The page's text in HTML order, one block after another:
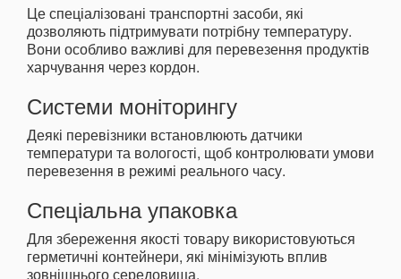
Це спеціалізовані транспортні засоби, які
дозволяють підтримувати потрібну температуру.
Вони особливо важливі для перевезення продуктів
харчування через кордон.
Системи моніторингу
Деякі перевізники встановлюють датчики
температури та вологості, щоб контролювати умови
перевезення в режимі реального часу.
Спеціальна упаковка
Для збереження якості товару використовуються
герметичні контейнери, які мінімізують вплив
зовнішнього середовища.